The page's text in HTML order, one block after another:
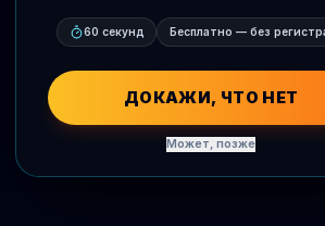
60 секунд Бесплатно — без
ДОКАЖИ, ЧТО НЕТ
Может, позже